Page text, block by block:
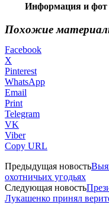
Информация и фот
Похожие
Facebook
X
Pinterest
WhatsApp
Email
Print
Telegram
VK
Viber
Copy URL
Предыдущая новость
охотничьих угодьях
Следующая новость
Лукашенко принял